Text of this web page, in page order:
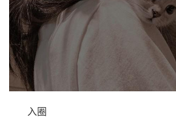
入圈